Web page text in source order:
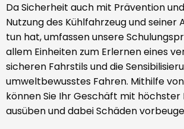
Da Sicherheit auch mit Prävention
Nutzung des Kühlfahrzeug und seiner
tun hat, umfassen unsere
allem Einheiten zum Erlernen eines
sicheren Fahrstils und die
umweltbewusstes Fahren. Mithilfe
können Sie Ihr Geschäft mit höchster
ausüben und dabei Schäden